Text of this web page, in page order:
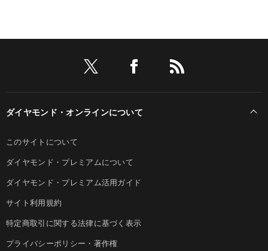
ダイヤモンド・オンラインについて
このサイトについて
ダイヤモンド・プレミアムについて
ダイヤモンド・プレミアム活用ガイド
サイト利用規約
特定商取引に関する法律に基づく表示
プライバシーポリシー・著作権